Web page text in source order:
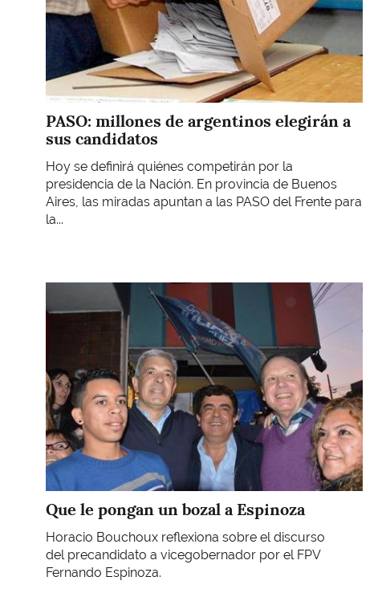
PASO: millones de argentinos elegirán a
sus candidatos
Hoy se definirá quiénes competirán por la
presidencia de la Nación. En provincia de Buenos
Aires, las miradas apuntan a las PASO del Frente para
la...
Que le pongan un bozal a Espinoza
Horacio Bouchoux reflexiona sobre el discurso
del precandidato a vicegobernador por el FPV
Fernando Espinoza.